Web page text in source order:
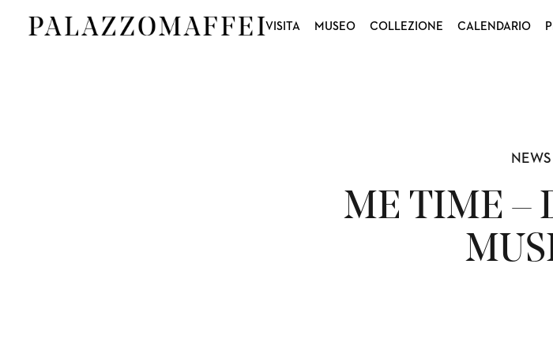
VISITA MUSEO COLLEZIONE CALENDARIO
NEWS
ME TIME –